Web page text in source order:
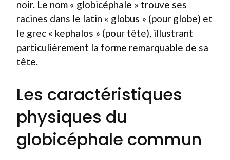
noir. Le nom « globicéphale » trouve ses
racines dans le latin « globus » (pour globe) et
le grec « kephalos » (pour tête), illustrant
particulièrement la forme remarquable de sa
tête.
Les caractéristiques
physiques du
globicéphale commun